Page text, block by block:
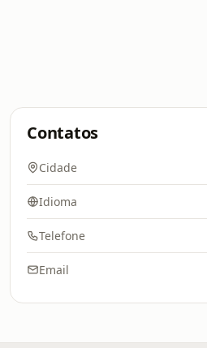
Contatos
Cidade
Idioma
Telefone
Email